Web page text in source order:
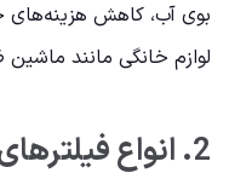
بوی آب، کاهش
لوازم خانگی مانند
2. انواع فیلترهای آب خانگی